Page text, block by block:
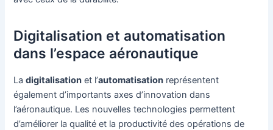
Digitalisation et automatisation
dans l’espace aéronautique
Ladigitalisation et l’automatisation représentent
également d’importants axes d’innovation dans
l’aéronautique. Les nouvelles technologies permettent
d’améliorer la qualité et la productivité des opérations de